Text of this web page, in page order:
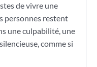
de vivre une
personnes restent
une culpabilité, une
comme si